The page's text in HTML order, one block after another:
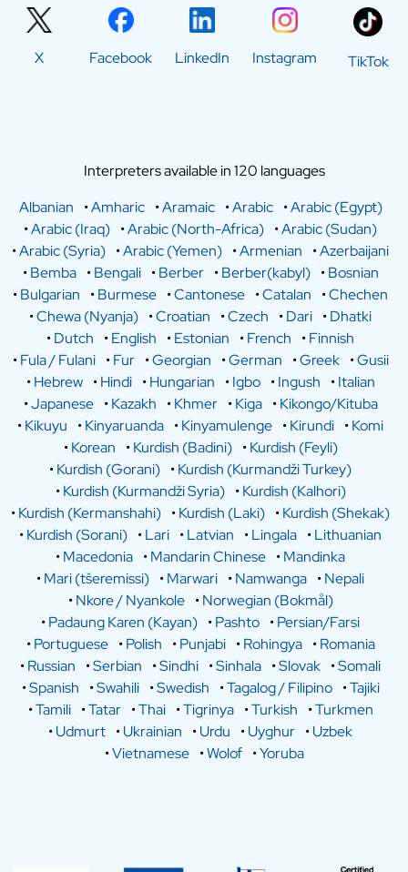
X Facebook LinkedIn Instagram TikTok
Interpreters available in 120 languages
Albanian
•Amharic •Aramaic •Arabic •Arabic (Egypt)
•Arabic (Iraq) •Arabic (North-Africa) •Arabic (Sudan)
•Arabic (Syria) •Arabic (Yemen) •Armenian •Azerbaijani
•Bemba •Bengali •Berber •Berber(kabyl) •Bosnian
•Bulgarian •Burmese •Cantonese •Catalan •Chechen
•Chewa (Nyanja) •Croatian •Czech •Dari •Dhatki
•Dutch •English •Estonian •French •Finnish
•Fula / Fulani •Fur •Georgian •German •Greek •Gusii
•Hebrew •Hindi •Hungarian •Igbo •Ingush •Italian
•Japanese •Kazakh •Khmer •Kiga •Kikongo/Kituba
•Kikuyu •Kinyaruanda •Kinyamulenge •Kirundi •Komi
•Korean •Kurdish (Badini) •Kurdish (Feyli)
•Kurdish (Gorani) •Kurdish (Kurmandži Turkey)
•Kurdish (Kurmandži Syria) •Kurdish (Kalhori)
•Kurdish (Kermanshahi) •Kurdish (Laki) •Kurdish (Shekak)
•Kurdish (Sorani) •Lari •Latvian •Lingala •Lithuanian
•Macedonia •Mandarin Chinese •Mandinka
•Mari (tšeremissi) •Marwari •Namwanga •Nepali
•Nkore / Nyankole •Norwegian (Bokmål)
•Padaung Karen (Kayan) •Pashto •Persian/Farsi
•Portuguese •Polish •Punjabi •Rohingya •Romania
•Russian •Serbian •Sindhi •Sinhala •Slovak •Somali
•Spanish •Swahili •Swedish •Tagalog / Filipino •Tajiki
•Tamili •Tatar •Thai •Tigrinya •Turkish •Turkmen
•Udmurt •Ukrainian •Urdu •Uyghur •Uzbek
•Vietnamese •Wolof •Yoruba